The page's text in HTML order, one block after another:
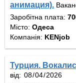
анимация).
Заробітна плата:
Місто: Одеса
Компанія: KENjob
Турция.
від: